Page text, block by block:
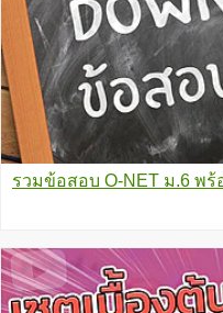
รวมข้อสอบ O-NET ม.6 พร้